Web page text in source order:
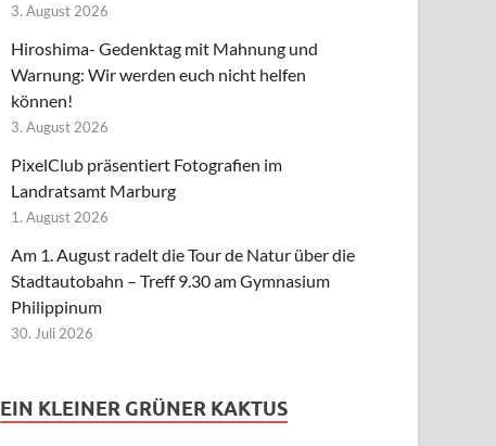
3. August 2026
Hiroshima- Gedenktag mit Mahnung und
Warnung: Wir werden euch nicht helfen
können!
3. August 2026
PixelClub präsentiert Fotografien im
Landratsamt Marburg
1. August 2026
Am 1. August radelt die Tour de Natur über die
Stadtautobahn – Treff 9.30 am Gymnasium
Philippinum
30. Juli 2026
EIN KLEINER GRÜNER KAKTUS